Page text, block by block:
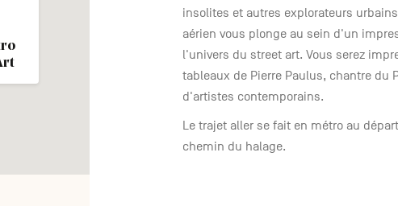
insolites et autres explorateurs
aérien vous plonge au sein d'un
l'univers du street art. Vous serez
tableaux de Pierre Paulus, chantre du
d'artistes contemporains.
Le trajet aller se fait en métro au
chemin du halage.